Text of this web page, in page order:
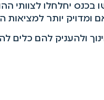
בכנס יחלחלו לצוותי
ומדויק יותר
ולהעניק להם כלים